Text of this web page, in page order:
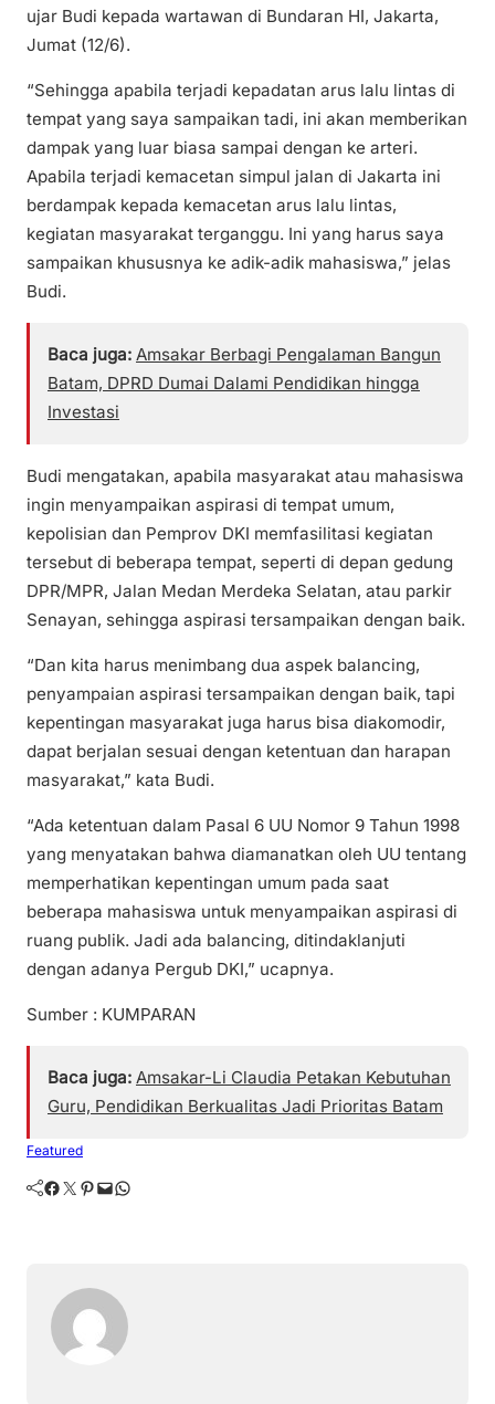
ujar Budi kepada wartawan di Bundaran HI, Jakarta,
Jumat (12/6).
“Sehingga apabila terjadi kepadatan arus lalu lintas di
tempat yang saya sampaikan tadi, ini akan memberikan
dampak yang luar biasa sampai dengan ke arteri.
Apabila terjadi kemacetan simpul jalan di Jakarta ini
berdampak kepada kemacetan arus lalu lintas,
kegiatan masyarakat terganggu. Ini yang harus saya
sampaikan khususnya ke adik-adik mahasiswa,” jelas
Budi.
Baca juga: Amsakar Berbagi Pengalaman Bangun
Batam, DPRD Dumai Dalami Pendidikan hingga
Investasi
Budi mengatakan, apabila masyarakat atau mahasiswa
ingin menyampaikan aspirasi di tempat umum,
kepolisian dan Pemprov DKI memfasilitasi kegiatan
tersebut di beberapa tempat, seperti di depan gedung
DPR/MPR, Jalan Medan Merdeka Selatan, atau parkir
Senayan, sehingga aspirasi tersampaikan dengan baik.
“Dan kita harus menimbang dua aspek balancing,
penyampaian aspirasi tersampaikan dengan baik, tapi
kepentingan masyarakat juga harus bisa diakomodir,
dapat berjalan sesuai dengan ketentuan dan harapan
masyarakat,” kata Budi.
“Ada ketentuan dalam Pasal 6 UU Nomor 9 Tahun 1998
yang menyatakan bahwa diamanatkan oleh UU tentang
memperhatikan kepentingan umum pada saat
beberapa mahasiswa untuk menyampaikan aspirasi di
ruang publik. Jadi ada balancing, ditindaklanjuti
dengan adanya Pergub DKI,” ucapnya.
Sumber : KUMPARAN
Baca juga: Amsakar-Li Claudia Petakan Kebutuhan
Guru, Pendidikan Berkualitas Jadi Prioritas Batam
Featured
Facebook Twitter Pinterest Mail WhatsApp